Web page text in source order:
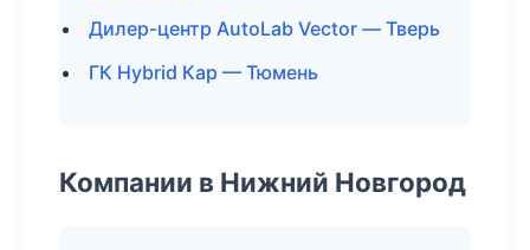
Дилер-центр AutoLab Vector — Тверь
ГК Hybrid Кар — Тюмень
Компании в Нижний Новгород